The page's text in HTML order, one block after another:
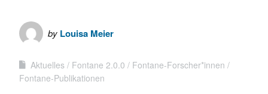
by Louisa Meier
Aktuelles Fontane 2.0.0
Fontane-Forscher*innen
Fontane-Publikationen